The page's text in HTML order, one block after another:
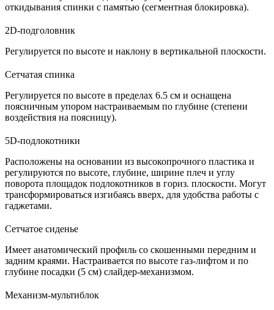
откидывания спинки с памятью (сегментная блокировка).
2D-подголовник
Регулируется по высоте и наклону в вертикальной плоскости.
Сетчатая спинка
Регулируется по высоте в пределах 6.5 см и оснащена
поясничным упором настраиваемым по глубине (степени
воздействия на поясницу).
5D-подлокотники
Расположены на основании из высокопрочного пластика и
регулируются по высоте, глубине, ширине плеч и углу
поворота площадок подлокотников в гориз. плоскости. Могут
трансформироваться изгибаясь вверх, для удобства работы с
гаджетами.
Сетчатое сиденье
Имеет анатомический профиль со скошенными передним и
задним краями. Настраивается по высоте газ-лифтом и по
глубине посадки (5 см) слайдер-механизмом.
Механизм-мультиблок